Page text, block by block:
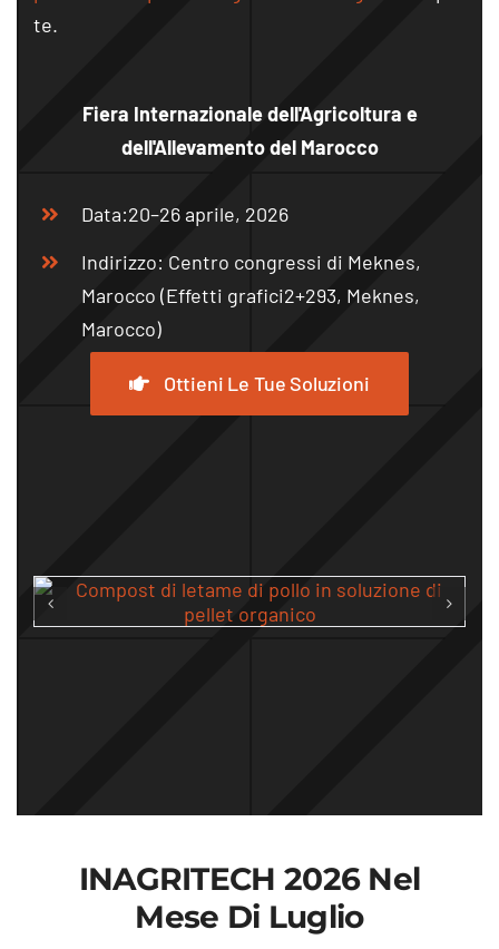
te.
Fiera Internazionale dell'Agricoltura e
dell'Allevamento del Marocco
Data:20–26 aprile, 2026
Indirizzo: Centro congressi di Meknes,
Marocco (Effetti grafici2+293, Meknes,
Marocco)
Ottieni Le Tue Soluzioni
INAGRITECH 2026 Nel
Mese Di Luglio